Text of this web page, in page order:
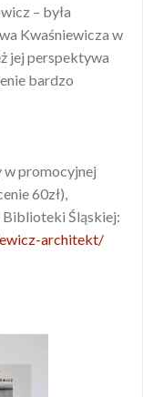
– była
Kwaśniewicza w
jej perspektywa
bardzo
w promocyjnej
60zł),
Śląskiej:
architekt/